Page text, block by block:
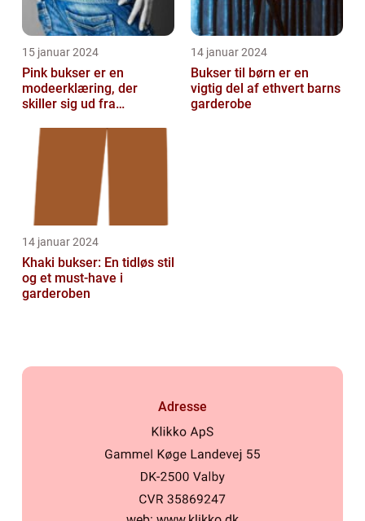
15 januar 2024
Pink bukser er en
modeerklæring, der
skiller sig ud fra
både stil og personligh...
14 januar 2024
Bukser til børn er en
vigtig del af ethvert barns
garderobe
14 januar 2024
Khaki bukser: En tidløs stil
og et must-have i
garderoben
Adresse